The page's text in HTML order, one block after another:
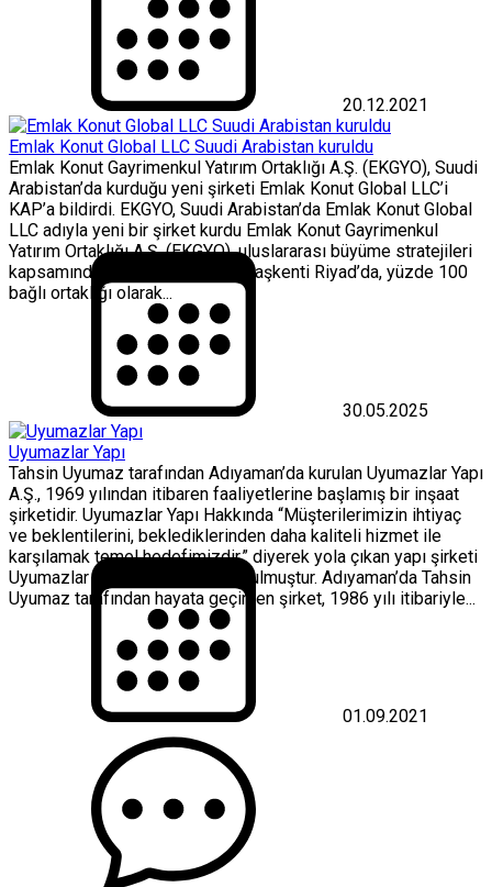
20.12.2021
Emlak Konut Global LLC Suudi Arabistan kuruldu
Emlak Konut Gayrimenkul Yatırım Ortaklığı A.Ş. (EKGYO), Suudi
Arabistan’da kurduğu yeni şirketi Emlak Konut Global LLC’i
KAP’a bildirdi. EKGYO, Suudi Arabistan’da Emlak Konut Global
LLC adıyla yeni bir şirket kurdu Emlak Konut Gayrimenkul
Yatırım Ortaklığı A.Ş. (EKGYO), uluslararası büyüme stratejileri
kapsamında Suudi Arabistan’ın başkenti Riyad’da, yüzde 100
bağlı ortaklığı olarak...
30.05.2025
Uyumazlar Yapı
Tahsin Uyumaz tarafından Adıyaman’da kurulan Uyumazlar Yapı
A.Ş., 1969 yılından itibaren faaliyetlerine başlamış bir inşaat
şirketidir. Uyumazlar Yapı Hakkında “Müşterilerimizin ihtiyaç
ve beklentilerini, beklediklerinden daha kaliteli hizmet ile
karşılamak temel hedefimizdir.” diyerek yola çıkan yapı şirketi
Uyumazlar Yapı 1969 yılında kurulmuştur. Adıyaman’da Tahsin
Uyumaz tarafından hayata geçirilen şirket, 1986 yılı itibariyle...
01.09.2021